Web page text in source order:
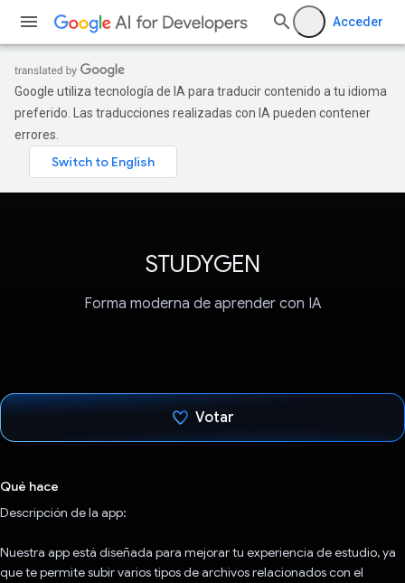
Acceder
Google utiliza tecnología de IA para traducir contenido a tu idioma
preferido. Las traducciones realizadas con IA pueden contener
errores.
STUDYGEN
Forma moderna de aprender con IA
Votar
Qué hace
Descripción de la app:
Nuestra app está diseñada para mejorar tu experiencia de estudio, ya
que te permite subir varios tipos de archivos relacionados con el